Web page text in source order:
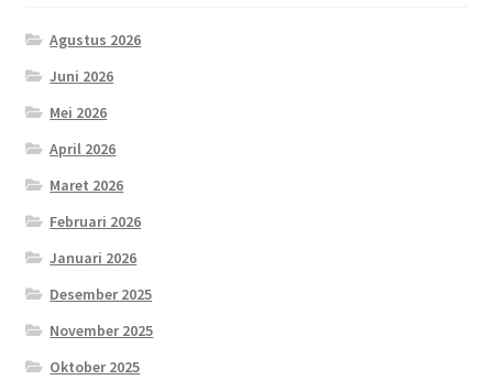
Agustus 2026
Juni 2026
Mei 2026
April 2026
Maret 2026
Februari 2026
Januari 2026
Desember 2025
November 2025
Oktober 2025